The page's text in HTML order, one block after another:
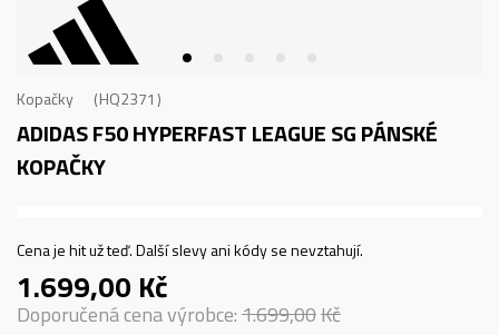
Kopačky HQ2371
ADIDAS F50 HYPERFAST LEAGUE SGPÁNSKÉ
KOPAČKY
Cena je hit už teď. Další slevy ani kódy se nevztahují.
1.699,00 Kč
Doporučená cena výrobce:1.699,00Kč